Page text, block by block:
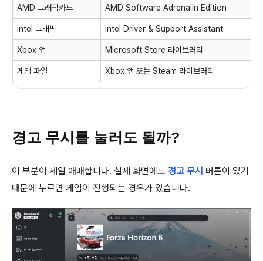
AMD 그래픽카드 AMD Software Adrenalin Edition
Intel 그래픽 Intel Driver & Support Assistant
Xbox 앱 Microsoft Store 라이브러리
게임 파일 Xbox 앱 또는 Steam 라이브러리
경고 무시를 눌러도 될까?
이 부분이 제일 애매합니다. 실제 화면에도 경고 무시 버튼이 있기
때문에 누르면 게임이 진행되는 경우가 있습니다.